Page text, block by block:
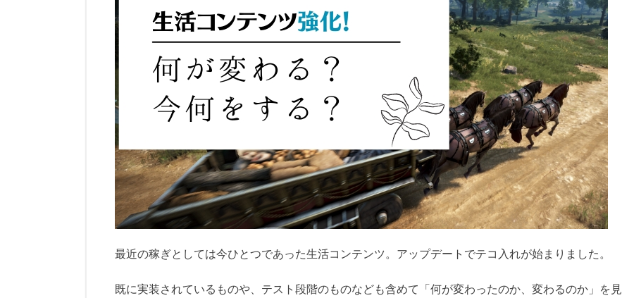
最近の稼ぎとしては今ひとつであった生活コンテンツ。アップデートでテコ入れが始まりました。
既に実装されているものや、テスト段階のものなども含めて「何が変わったのか、変わるのか」を見